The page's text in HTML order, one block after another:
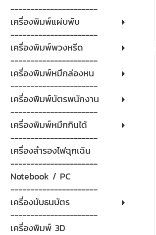
----------------------
เครื่องพิมพ์แผ่บพับ
----------------------
เครื่องพิมพ์พวงหรีด
----------------------
เครื่องพิมพ์หมึกล่องหน
----------------------
เครื่องพิมพ์บัตรพนักงาน
----------------------
เครื่องพิมพ์หมึกกินได้
----------------------
เครื่องสำรองไฟฉุกเฉิน
----------------------
Notebook / PC
----------------------
เครื่องนับธนบัตร
----------------------
เครื่องพิมพ์ 3D